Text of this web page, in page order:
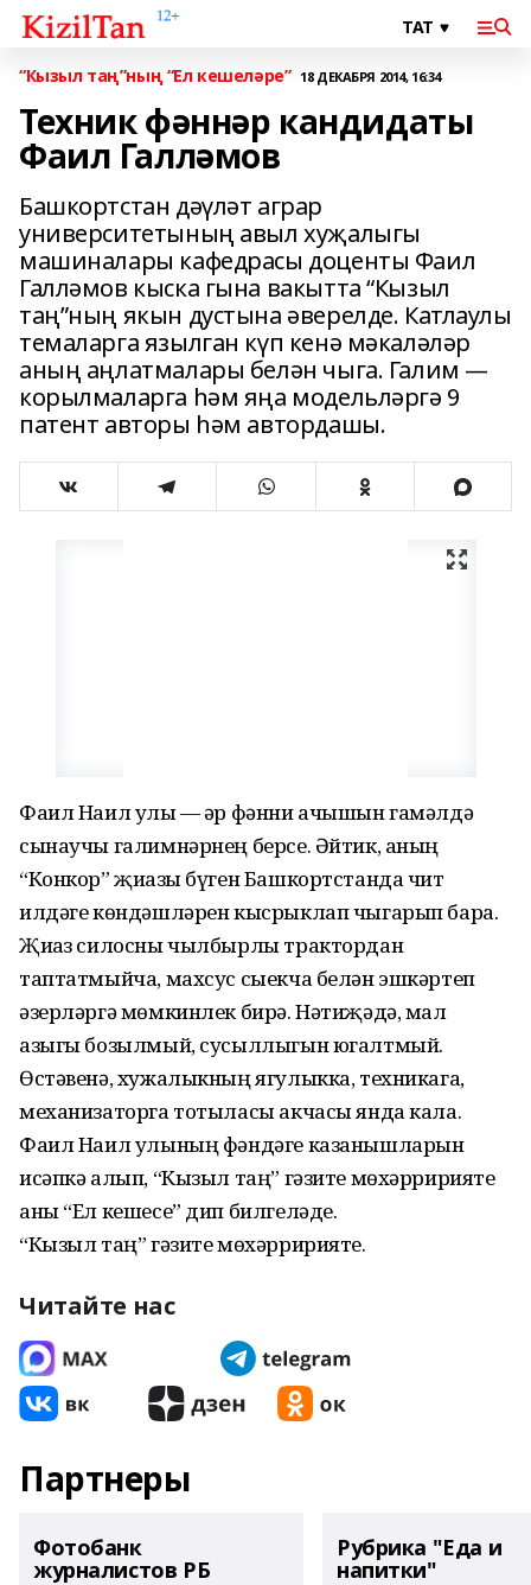
“Кызыл таң”ның “Ел кешеләре” 18 ДЕКАБРЯ 2014, 16:34
Техник фәннәр кандидаты
Фаил Галләмов
Башкортстан дәүләт аграр
университетының авыл хуҗалыгы
машиналары кафедрасы доценты Фаил
Галләмов кыска гына вакытта “Кызыл
таң”ның якын дустына әверелде. Катлаулы
темаларга язылган күп кенә мәкаләләр
аның аңлатмалары белән чыга. Галим —
корылмаларга һәм яңа модельләргә 9
патент авторы һәм автордашы.
Фаил Наил улы — һәр фәнни ачышын гамәлдә
сынаучы галимнәрнең берсе. Әйтик, аның
“Конкор” җиһазы бүген Башкортстанда чит
илдәге көндәшләрен кысрыклап чыгарып бара.
Җиһаз силосны чылбырлы трактордан
таптатмыйча, махсус сыекча белән эшкәртеп
әзерләргә мөмкинлек бирә. Нәтиҗәдә, мал
азыгы бозылмый, сусыллыгын югалтмый.
Өстәвенә, хужалыкның ягулыкка, техникага,
механизаторга тотыласы акчасы янда кала.
Фаил Наил улының фәндәге казанышларын
исәпкә алып, “Кызыл таң” гәзите мөхәрририяте
аны “Ел кешесе” дип билгеләде.
“Кызыл таң” гәзите мөхәрририяте.
Читайте нас
Партнеры
Фотобанк
журналистов РБ
Рубрика "Еда и
напитки"